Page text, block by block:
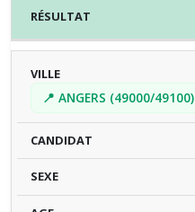
📍 ANGERS (49000/49100)